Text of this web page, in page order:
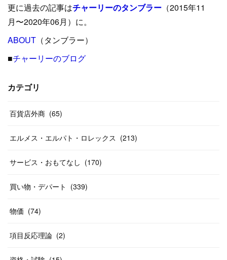
( 15
(24)
(8 )
(17
(12)
)
(12)
19)
(13
(14)
(33 )
(26)
27)
(29
(24)
(26
(31)
(31)
31
(26
(20)
(14
(46
(39)
( 23)
40
(55
(38)
(20
(31
58)
10
(24)
( 42)
(33
(46)
(20
更に過去の記事はチャーリーのタンブラー （2015年11
月〜2020年06月）に。
ABOUT （タンブラー）
■チャーリーのブログ
カテゴリ
百貨店外商 (65)
エルメス・エルパト・ロレックス (213)
サービス・おもてなし (170)
買い物・デパート (339)
物価 (74)
項目反応理論 (2)